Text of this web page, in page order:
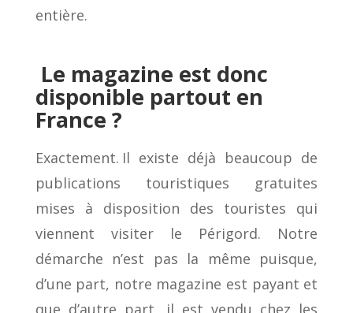
entière.
Le magazine est donc
disponible partout en
France ?
Exactement. Il existe déjà beaucoup de
publications touristiques gratuites
mises à disposition des touristes qui
viennent visiter le Périgord. Notre
démarche n’est pas la même puisque,
d’une part, notre magazine est payant et
que d’autre part, il est vendu chez les